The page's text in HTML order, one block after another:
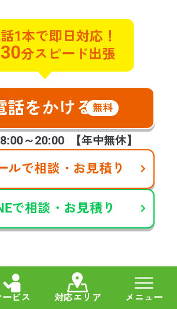
ービス 対応エリア メニュー
1本で即日対応！
30分スピード出張
話をかける無料
8:00～20:00 【年中無休】
ルで相談・お見積り
で相談・お見積り
い完了。お客様に作業の速さ
褒め頂きました。
作業時間：